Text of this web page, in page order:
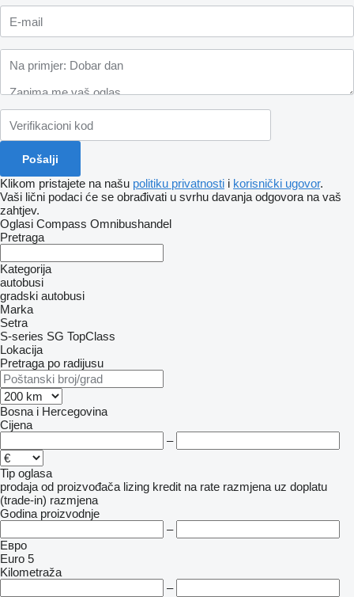
Klikom pristajete na našu politiku privatnosti i korisnički ugovor.
Vaši lični podaci će se obrađivati ​​u svrhu davanja odgovora na vaš
zahtjev.
Oglasi Compass Omnibushandel
Pretraga
Kategorija
autobusi
gradski autobusi
Marka
Setra
S-series SG TopClass
Lokacija
Pretraga po radijusu
Bosna i Hercegovina
Cijena
–
Tip oglasa
prodaja od proizvođača lizing kredit na rate razmjena uz doplatu
(trade-in) razmjena
Godina proizvodnje
–
Евро
Euro 5
Kilometraža
–